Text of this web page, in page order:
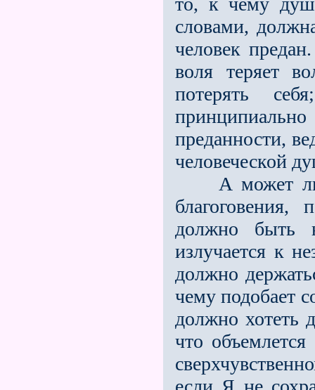
словами,
человек
воля теряет
потерять
преданности,
человеческой
А может ли
должно быть
излучается к
должно
чему подобает
должно хотеть
что